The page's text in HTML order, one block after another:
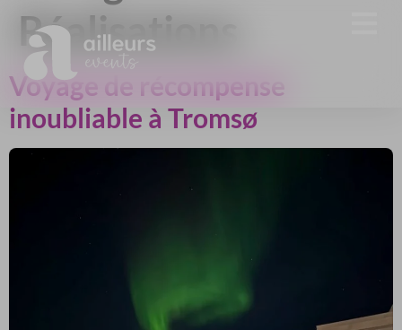
Réalisations
Voyage de récompense
inoubliable à Tromsø